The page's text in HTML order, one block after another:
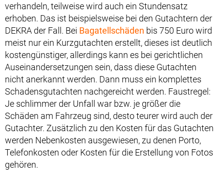
verhandeln, teilweise wird auch ein Stundensatz
erhoben. Das ist beispielsweise bei den Gutachtern der
DEKRA der Fall. Bei Bagatellschäden bis 750 Euro wird
meist nur ein Kurzgutachten erstellt, dieses ist deutlich
kostengünstiger, allerdings kann es bei gerichtlichen
Auseinandersetzungen sein, dass diese Gutachten
nicht anerkannt werden. Dann muss ein komplettes
Schadensgutachten nachgereicht werden. Faustregel:
Je schlimmer der Unfall war bzw. je größer die
Schäden am Fahrzeug sind, desto teurer wird auch der
Gutachter. Zusätzlich zu den Kosten für das Gutachten
werden Nebenkosten ausgewiesen, zu denen Porto,
Telefonkosten oder Kosten für die Erstellung von Fotos
gehören.